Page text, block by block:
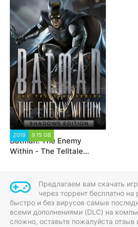
2019 9.15 GB
Batman: The Enemy
Within - The Telltale
Предлагаем вам скачать
через торрент бесплатно
быстро и без вирусов самые
всеми дополнениями (DLC) на
сложно, оставьте пожалуйста отзыв